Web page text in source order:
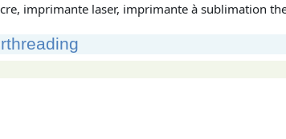
imprimante laser, imprimante à sublimation